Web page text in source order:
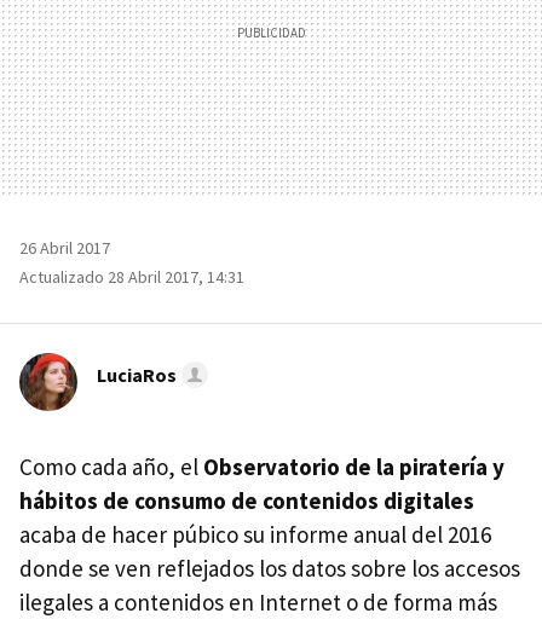
26 Abril 2017
Actualizado 28 Abril 2017, 14:31
LuciaRos
Como cada año, el Observatorio de la piratería y
hábitos de consumo de contenidos digitales
acaba de hacer púbico su informe anual del 2016
donde se ven reflejados los datos sobre los accesos
ilegales a contenidos en Internet o de forma más